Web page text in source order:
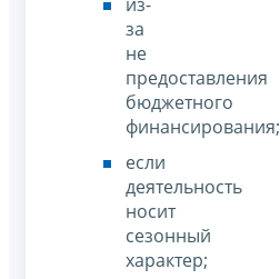
за
не
предоставления
бюджетного
финансирования;
если
деятельность
носит
сезонный
характер;